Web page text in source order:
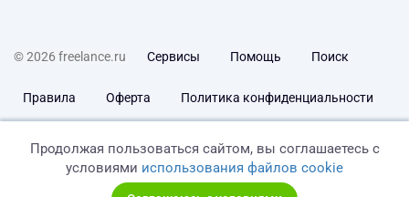
© 2026 freelance.ru Сервисы Помощь Поиск
Правила Оферта Политика конфиденциальности
Продолжая пользоваться сайтом, вы соглашаетесь с
условиями использования файлов cookie